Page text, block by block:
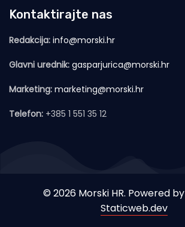
Kontaktirajte nas
Redakcija: info@morski.hr
Glavni urednik: gasparjurica@morski.hr
Marketing: marketing@morski.hr
Telefon: +385 1 551 35 12
© 2026 Morski HR. Powered by
Staticweb.dev